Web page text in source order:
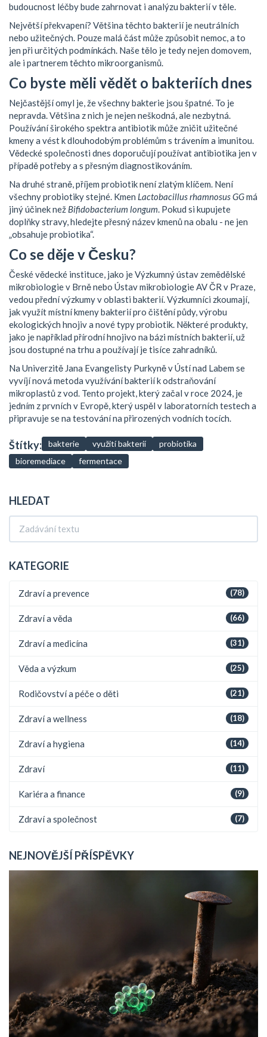
budoucnost léčby bude zahrnovat i analýzu bakterií v těle.
Největší překvapení? Většina těchto bakterií je neutrálních
nebo užitečných. Pouze malá část může způsobit nemoc, a to
jen při určitých podmínkách. Naše tělo je tedy nejen domovem,
ale i partnerem těchto mikroorganismů.
Co byste měli vědět o bakteriích dnes
Nejčastější omyl je, že všechny bakterie jsou špatné. To je
nepravda. Většina z nich je nejen neškodná, ale nezbytná.
Používání širokého spektra antibiotik může zničit užitečné
kmeny a vést k dlouhodobým problémům s trávením a imunitou.
Vědecké společnosti dnes doporučují používat antibiotika jen v
případě potřeby a s přesným diagnostikováním.
Na druhé straně, příjem probiotik není zlatým klíčem. Není
všechny probiotiky stejné. Kmen Lactobacillus rhamnosus GGmá
jiný účinek než Bifidobacterium longum. Pokud si kupujete
doplňky stravy, hledejte přesný název kmenů na obalu - ne jen
„obsahuje probiotika“.
Co se děje v Česku?
České vědecké instituce, jako je Výzkumný ústav zemědělské
mikrobiologie v Brně nebo Ústav mikrobiologie AV ČR v Praze,
vedou přední výzkumy v oblasti bakterií. Výzkumníci zkoumají,
jak využít místní kmeny bakterií pro čištění půdy, výrobu
ekologických hnojiv a nové typy probiotik. Některé produkty,
jako je například přírodní hnojivo na bázi místních bakterií, už
jsou dostupné na trhu a používají je tisíce zahradníků.
Na Univerzitě Jana Evangelisty Purkyně v Ústí nad Labem se
vyvíjí nová metoda využívání bakterií k odstraňování
mikroplastů z vod. Tento projekt, který začal v roce 2024, je
jedním z prvních v Evropě, který uspěl v laboratorních testech a
připravuje se na testování na přirozených vodních tocích.
Štítky: bakterie využití bakterií
probiotika
bioremediace
fermentace
HLEDAT
KATEGORIE
(78)
Zdraví a prevence
(66)
Zdraví a věda
(31)
Zdraví a medicína
(25)
Věda a výzkum
(21)
Rodičovství a péče o děti
(18)
Zdraví a wellness
(14)
Zdraví a hygiena
(11)
Zdraví
(9)
Kariéra a finance
(7)
Zdraví a společnost
NEJNOVĚJŠÍ PŘÍSPĚVKY